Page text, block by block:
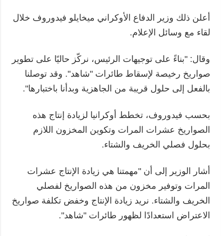
أعلن ذلك وزير الدفاع الأوكراني ميخايلو فيدوروف خلال
لقاء مع وسائل الإعلام.
وقال: "بناءً على توجيهات الرئيس، نركّز حاليًا على تطوير
صواريخ رخيصة لإسقاط طائرات "شاهد". وقد توصلنا
بالفعل إلى حلول قريبة من الجاهزية وبدأنا باختبارها".
بحسب فيدوروف، تخطط أوكرانيا لزيادة إنتاج هذه
الصواريخ عشرات المرات وتكوين المخزون اللازم
بحلول فصلي الخريف والشتاء.
أشار الوزير إلى أن "مهمتنا هي زيادة الإنتاج عشرات
المرات وتوفير مخزون من هذه الصواريخ لفصلي
الخريف والشتاء. نريد زيادة الإنتاج وخفض تكلفة صواريخ
الاعتراض استعدادًا لظهور طائرات "شاهد".